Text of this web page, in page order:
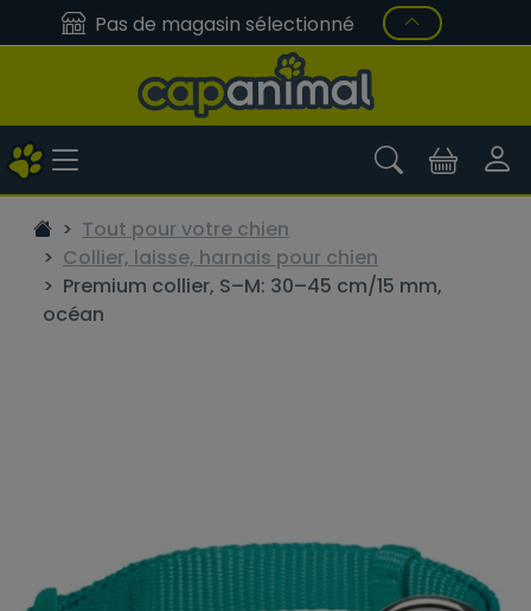
Pas de magasin sélectionné
Tout pour votre chien
Collier, laisse, harnais pour chien
Premium collier, S–M: 30–45 cm/15 mm,
océan